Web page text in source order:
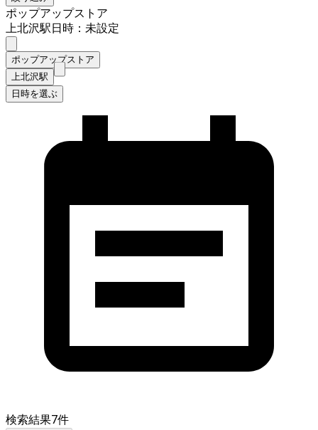
ポップアップストア
上北沢駅日時：未設定
ポップアップストア
上北沢駅
日時を選ぶ
検索結果7件